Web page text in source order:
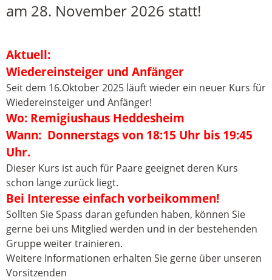
am 28. November 2026 statt!
Aktuell:
Wiedereinsteiger und Anfänger
Seit dem 16.Oktober 2025 läuft wieder ein neuer Kurs für
Wiedereinsteiger und Anfänger!
Wo: Remigiushaus Heddesheim
Wann: Donnerstags von 18:15 Uhr bis 19:45
Uhr.
Dieser Kurs ist auch für Paare geeignet deren Kurs
schon lange zurück liegt.
Bei Interesse einfach vorbeikommen!
Sollten Sie Spass daran gefunden haben, können Sie
gerne bei uns Mitglied werden und in der bestehenden
Gruppe weiter trainieren.
Weitere Informationen erhalten Sie gerne über unseren
Vorsitzenden